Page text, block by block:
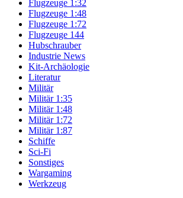
Flugzeuge 1:32
Flugzeuge 1:48
Flugzeuge 1:72
Flugzeuge 144
Hubschrauber
Industrie News
Kit-Archäologie
Literatur
Militär
Militär 1:35
Militär 1:48
Militär 1:72
Militär 1:87
Schiffe
Sci-Fi
Sonstiges
Wargaming
Werkzeug